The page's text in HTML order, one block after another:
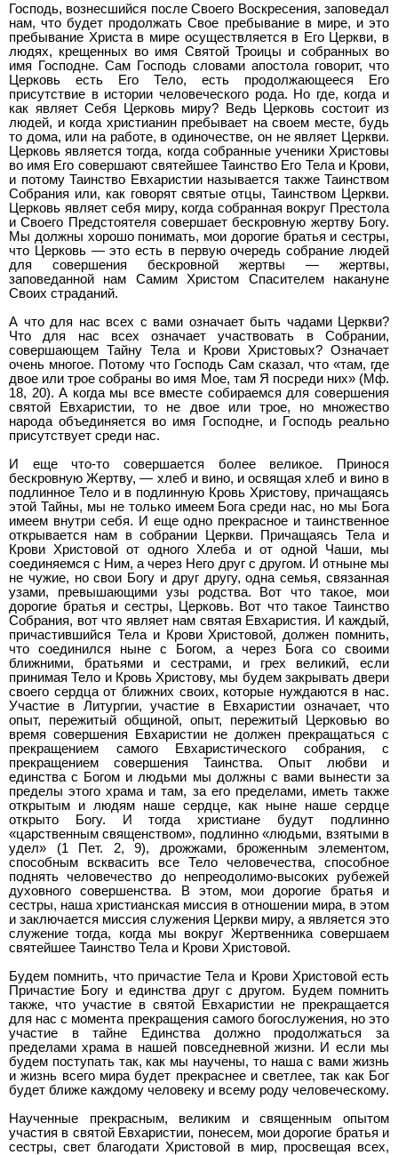
Господь, вознесшийся после Своего Воскресения, заповедал
нам, что будет продолжать Свое пребывание в мире, и это
пребывание Христа в мире осуществляется в Его Церкви, в
людях, крещенных во имя Святой Троицы и собранных во
имя Господне. Сам Господь словами апостола говорит, что
Церковь есть Его Тело, есть продолжающееся Его
присутствие в истории человеческого рода. Но где, когда и
как являет Себя Церковь миру? Ведь Церковь состоит из
людей, и когда христианин пребывает на своем месте, будь
то дома, или на работе, в одиночестве, он не являет Церкви.
Церковь является тогда, когда собранные ученики Христовы
во имя Его совершают святейшее Таинство Его Тела и Крови,
и потому Таинство Евхаристии называется также Таинством
Собрания или, как говорят святые отцы, Таинством Церкви.
Церковь являет себя миру, когда собранная вокруг Престола
и Своего Предстоятеля совершает бескровную жертву Богу.
Мы должны хорошо понимать, мои дорогие братья и сестры,
что Церковь — это есть в первую очередь собрание людей
для совершения бескровной жертвы — жертвы,
заповеданной нам Самим Христом Спасителем накануне
Своих страданий.
А что для нас всех с вами означает быть чадами Церкви?
Что для нас всех означает участвовать в Собрании,
совершающем Тайну Тела и Крови Христовых? Означает
очень многое. Потому что Господь Сам сказал, что «там, где
двое или трое собраны во имя Мое, там Я посреди них» (Мф.
18, 20). А когда мы все вместе собираемся для совершения
святой Евхаристии, то не двое или трое, но множество
народа объединяется во имя Господне, и Господь реально
присутствует среди нас.
И еще что-то совершается более великое. Принося
бескровную Жертву, — хлеб и вино, и освящая хлеб и вино в
подлинное Тело и в подлинную Кровь Христову, причащаясь
этой Тайны, мы не только имеем Бога среди нас, но мы Бога
имеем внутри себя. И еще одно прекрасное и таинственное
открывается нам в собрании Церкви. Причащаясь Тела и
Крови Христовой от одного Хлеба и от одной Чаши, мы
соединяемся с Ним, а через Него друг с другом. И отныне мы
не чужие, но свои Богу и друг другу, одна семья, связанная
узами, превышающими узы родства. Вот что такое, мои
дорогие братья и сестры, Церковь. Вот что такое Таинство
Собрания, вот что являет нам святая Евхаристия. И каждый,
причастившийся Тела и Крови Христовой, должен помнить,
что соединился ныне с Богом, а через Бога со своими
ближними, братьями и сестрами, и грех великий, если
принимая Тело и Кровь Христову, мы будем закрывать двери
своего сердца от ближних своих, которые нуждаются в нас.
Участие в Литургии, участие в Евхаристии означает, что
опыт, пережитый общиной, опыт, пережитый Церковью во
время совершения Евхаристии не должен прекращаться с
прекращением самого Евхаристического собрания, с
прекращением совершения Таинства. Опыт любви и
единства с Богом и людьми мы должны с вами вынести за
пределы этого храма и там, за его пределами, иметь также
открытым и людям наше сердце, как ныне наше сердце
открыто Богу. И тогда христиане будут подлинно
«царственным священством», подлинно «людьми, взятыми в
удел» (1 Пет. 2, 9), дрожжами, броженным элементом,
способным всквасить все Тело человечества, способное
поднять человечество до непреодолимо-высоких рубежей
духовного совершенства. В этом, мои дорогие братья и
сестры, наша христианская миссия в отношении мира, в этом
и заключается миссия служения Церкви миру, а является это
служение тогда, когда мы вокруг Жертвенника совершаем
святейшее Таинство Тела и Крови Христовой.
Будем помнить, что причастие Тела и Крови Христовой есть
Причастие Богу и единства друг с другом. Будем помнить
также, что участие в святой Евхаристии не прекращается
для нас с момента прекращения самого богослужения, но это
участие в тайне Единства должно продолжаться за
пределами храма в нашей повседневной жизни. И если мы
будем поступать так, как мы научены, то наша с вами жизнь
и жизнь всего мира будет прекраснее и светлее, так как Бог
будет ближе каждому человеку и всему роду человеческому.
Наученные прекрасным, великим и священным опытом
участия в святой Евхаристии, понесем, мои дорогие братья и
сестры, свет благодати Христовой в мир, просвещая всех,